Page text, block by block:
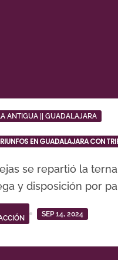
ANTIGUA || GUADALAJARA
EN GUADALAJARA CON
y disposición por
SEP 14, 2024